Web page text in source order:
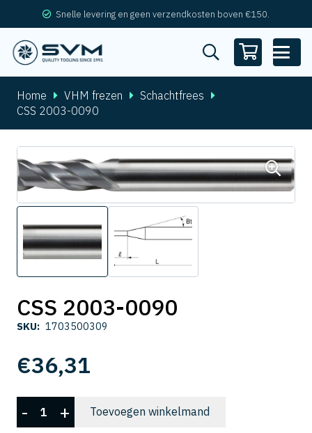
Snelle levering en geen verzendkosten boven €150.
Home VHM frezen
Schachtfrees
CSS 2003-0090
CSS 2003-0090
SKU: 1703500309
€36,31
2003-
- + Toevoegen winkelmand